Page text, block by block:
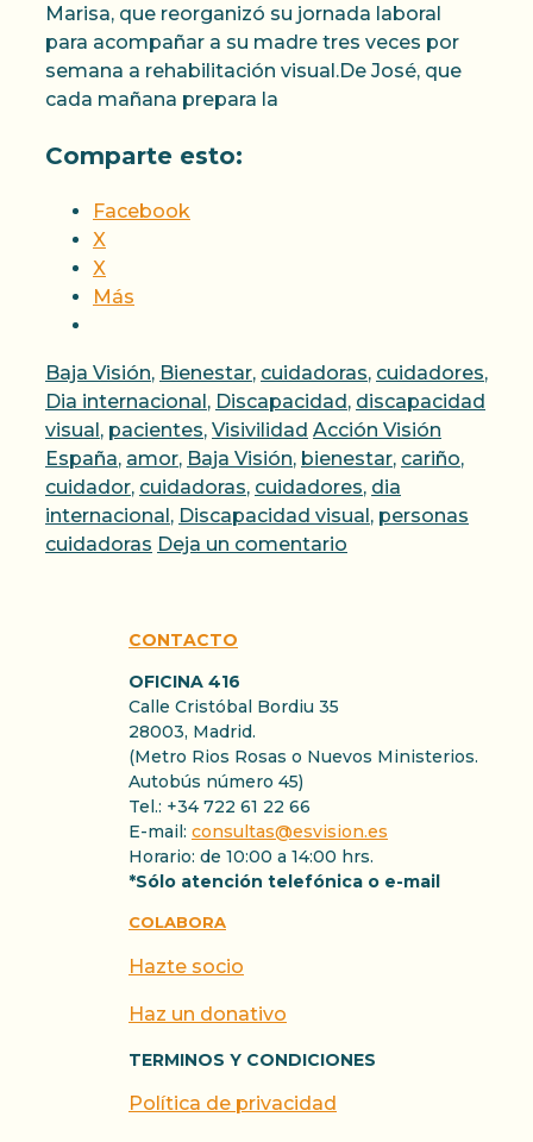
Marisa, que reorganizó su jornada laboral
para acompañar a su madre tres veces por
semana a rehabilitación visual.De José, que
cada mañana prepara la
Comparte esto:
Facebook
X
X
Más
Categorías
Baja Visión, Bienestar, cuidadoras, cuidadores,
Dia internacional, Discapacidad, discapacidad
visual, pacientes, Visivilidad Etiquetas
Acción Visión
España, amor, Baja Visión, bienestar, cariño,
cuidador, cuidadoras, cuidadores, dia
internacional, Discapacidad visual, personas
cuidadoras Deja un comentario
CONTACTO
OFICINA 416
Calle Cristóbal Bordiu 35
28003, Madrid.
(Metro Rios Rosas o Nuevos Ministerios.
Autobús número 45)
Tel.: +34 722 61 22 66
E-mail: consultas@esvision.es
Horario: de 10:00 a 14:00 hrs.
*Sólo atención telefónica o e-mail
COLABORA
Hazte socio
Haz un donativo
TERMINOS Y CONDICIONES
Política de privacidad